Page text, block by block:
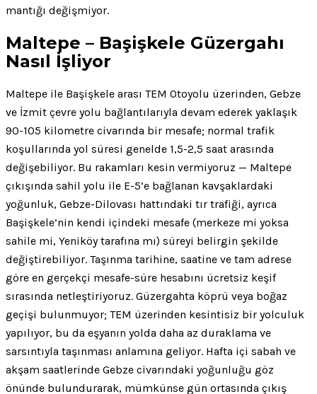
mantığı değişmiyor.
Maltepe – Başişkele Güzergahı
Nasıl İşliyor
Maltepe ile Başişkele arası TEM Otoyolu üzerinden, Gebze
ve İzmit çevre yolu bağlantılarıyla devam ederek yaklaşık
90-105 kilometre civarında bir mesafe; normal trafik
koşullarında yol süresi genelde 1,5-2,5 saat arasında
değişebiliyor. Bu rakamları kesin vermiyoruz — Maltepe
çıkışında sahil yolu ile E-5’e bağlanan kavşaklardaki
yoğunluk, Gebze-Dilovası hattındaki tır trafiği, ayrıca
Başişkele’nin kendi içindeki mesafe (merkeze mi yoksa
sahile mi, Yeniköy tarafına mı) süreyi belirgin şekilde
değiştirebiliyor. Taşınma tarihine, saatine ve tam adrese
göre en gerçekçi mesafe-süre hesabını ücretsiz keşif
sırasında netleştiriyoruz. Güzergahta köprü veya boğaz
geçişi bulunmuyor; TEM üzerinden kesintisiz bir yolculuk
yapılıyor, bu da eşyanın yolda daha az duraklama ve
sarsıntıyla taşınması anlamına geliyor. Hafta içi sabah ve
akşam saatlerinde Gebze civarındaki yoğunluğu göz
önünde bulundurarak, mümkünse gün ortasında çıkış